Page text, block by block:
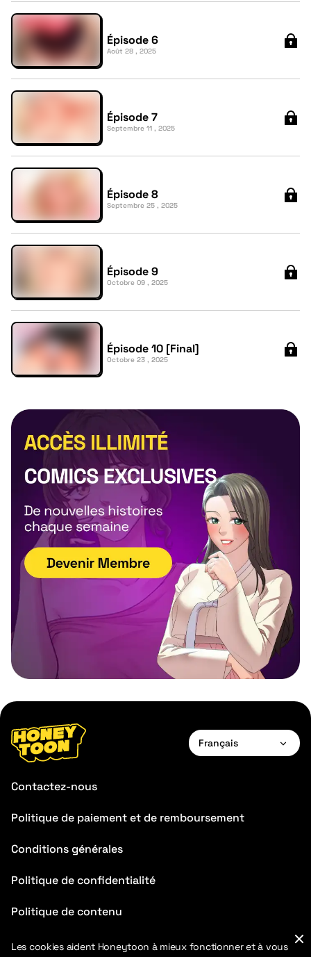
Épisode 6
Août 28 , 2025
Épisode 7
Septembre 11 , 2025
Épisode 8
Septembre 25 , 2025
Épisode 9
Octobre 09 , 2025
Épisode 10 [Final]
Octobre 23 , 2025
Français
Contactez-nous
Politique de paiement et de remboursement
Conditions générales
Politique de confidentialité
Politique de contenu
FAQ
Les cookies aident Honeytoon à mieux fonctionner et à vous